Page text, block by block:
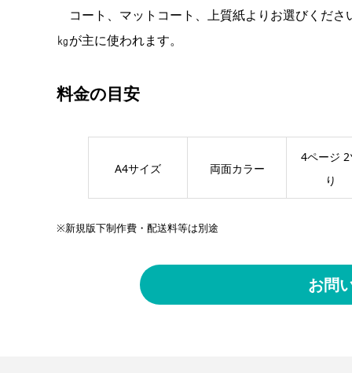
コート、マットコート、上質紙よりお選びくだ
㎏が主に使われます。
料金の目安
A4サイズ 両面カラー
4ページ 2
り
※新規版下制作費・配送料等は別途
お問